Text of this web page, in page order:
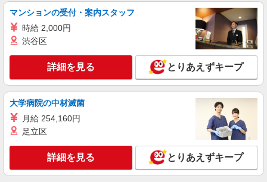
医療行為少なめ
時給2400円〜3000円 ＜日払い有/週払い有/交
キープ 詳細を見る
派遣社員
千葉寺駅＊医療現場を支える看護助手＊嬉しい
時給1500円〜2250円 ＜日払い有/週払い有/交
通費全支給(ガソリン代含む)＞
千葉市中央区＜最寄り駅：千葉寺＞
マンションの受付・案内スタッフ
時給 2,000円
渋谷区
詳細を見る とりあえずキープ
大学病院の中材滅菌
月給 254,160円
足立区
詳細を見る とりあえずキープ